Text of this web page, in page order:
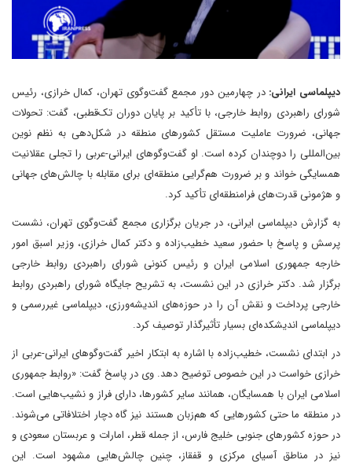
دیپلماسی ایرانی: در چهارمین دور مجمع گفت‌وگوی تهران، کمال خرازی، رئیس
شورای راهبردی روابط خارجی، با تأکید بر پایان دوران تک‌قطبی، گفت: تحولات
جهانی، ضرورت عاملیت مستقل کشورهای منطقه در شکل‌دهی به نظم نوین
بین‌المللی را دوچندان کرده است. او گفت‌وگوهای ایرانی-عربی را تجلی عقلانیت
همسایگی خواند و بر ضرورت هم‌گرایی منطقه‌ای برای مقابله با چالش‌های جهانی
و هژمونی قدرت‌های فرامنطقه‌ای تأکید کرد.
به گزارش دیپلماسی ایرانی، در جریان برگزاری مجمع گفت‌وگوی تهران، نشست
پرسش و پاسخ با حضور سعید خطیب‌زاده و دکتر کمال خرازی، وزیر اسبق امور
خارجه جمهوری اسلامی ایران و رئیس کنونی شورای راهبردی روابط خارجی
برگزار شد. دکتر خرازی در این نشست، به تشریح جایگاه شورای راهبردی روابط
خارجی پرداخت و نقش آن را در حوزه‌های اندیشه‌ورزی، دیپلماسی غیررسمی و
دیپلماسی اندیشکده‌ای بسیار تأثیرگذار توصیف کرد.
در ابتدای نشست، خطیب‌زاده با اشاره به ابتکار اخیر گفت‌وگوهای ایرانی-عربی از
خرازی خواست در این خصوص توضیح دهد. وی در پاسخ گفت: «روابط جمهوری
اسلامی ایران با همسایگان، همانند سایر کشورها، دارای فراز و نشیب‌هایی است.
در منطقه ما حتی کشورهایی که هم‌زبان هستند نیز گاه دچار اختلافاتی می‌شوند.
در حوزه کشورهای جنوبی خلیج فارس، از جمله قطر، امارات و عربستان سعودی و
نیز در مناطق آسیای مرکزی و قفقاز، چنین چالش‌هایی مشهود است. این